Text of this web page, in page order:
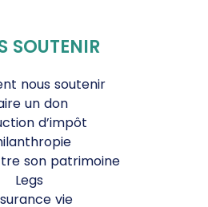
SOUTENIR
nous soutenir
un don
d’impôt
son patrimoine
Legs
vie